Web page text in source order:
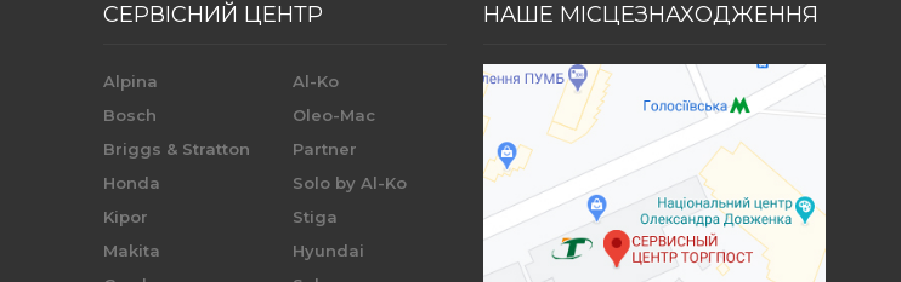
СЕРВІСНИЙ ЦЕНТР
Alpina
Bosch
Briggs & Stratton
Honda
Kipor
Makita
Al-Ko
Oleo-Mac
Partner
Solo by Al-Ko
Stiga
Hyundai
НАШЕ МІСЦЕЗНАХОДЖЕННЯ